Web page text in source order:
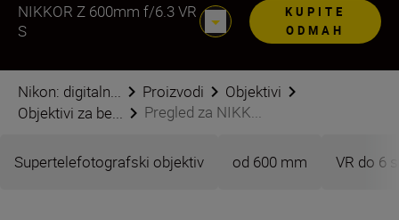
NIKKOR Z 600mm f/6.3 VR
S
KUPITE
ODMAH
Nikon: digitaln... Proizvodi
Objektivi
Objektivi za be...
Pregled za NIKK...
Supertelefotografski objektiv od 600 mm VR do 6